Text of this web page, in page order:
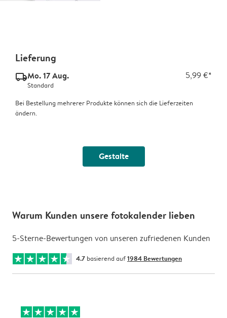
Lieferung
delivery_standard_v2Mo. 17 Aug. 5,99 €*
Standard
Bei Bestellung mehrerer Produkte können sich die Lieferzeiten
ändern.
Gestalte
Warum Kunden unsere fotokalender lieben
5-Sterne-Bewertungen von unseren zufriedenen Kunden
4.7 basierend auf1984 Bewertungen